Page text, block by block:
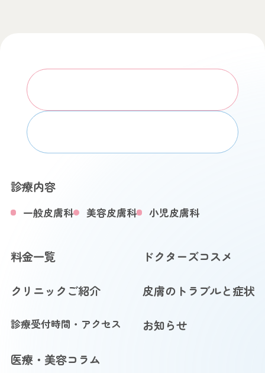
診療内容
一般皮膚科 美容皮膚科 小児皮膚科
料金一覧 ドクターズコスメ
クリニックご紹介 皮膚のトラブルと症状
診療受付時間・アクセス お知らせ
医療・美容コラム